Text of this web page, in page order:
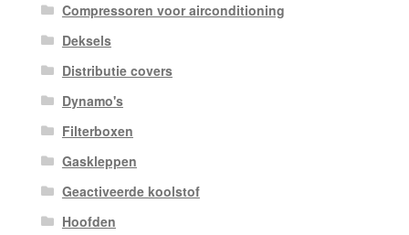
Compressoren voor airconditioning
Deksels
Distributie covers
Dynamo's
Filterboxen
Gaskleppen
Geactiveerde koolstof
Hoofden